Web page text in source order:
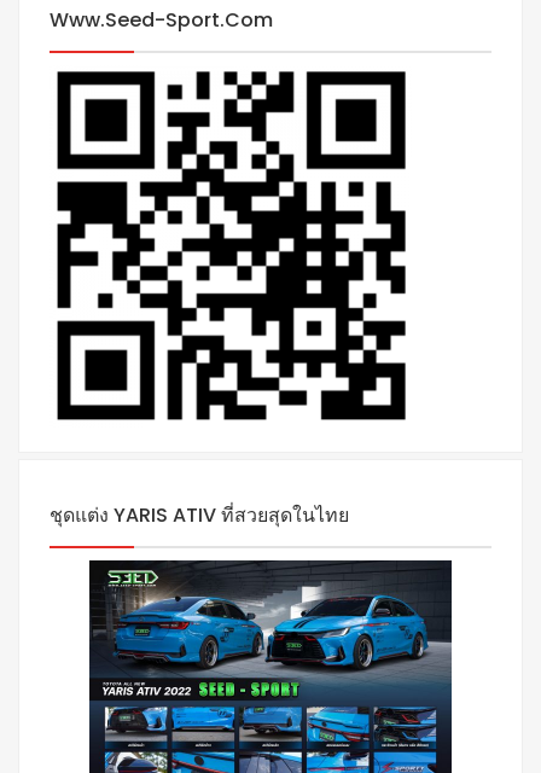
Www.seed-Sport.com
ชุดแต่ง YARIS ATIV ที่สวยสุดในไทย